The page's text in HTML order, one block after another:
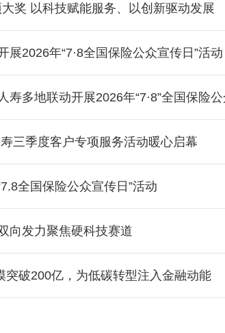
奖 以科技赋能服务、以创新驱动发展
2026年“7·8全国保险公众宣传日”活动
多地联动开展2026年“7·8”全国保险
三季度客户专项服务活动暖心启幕
全国保险公众宣传日”活动
向发⼒聚焦硬科技赛道
突破200亿，为低碳转型注入金融动能